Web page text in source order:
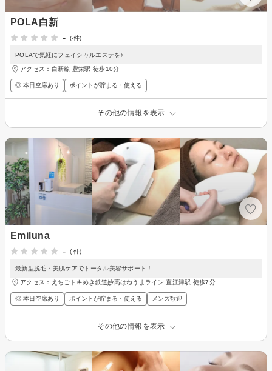
POLA白新
-
(-件)
POLAで気軽にフェイシャルエステを♪
アクセス：白新線 豊栄駅 徒歩10分
◎ 本日空席あり ポイントが貯まる・使える
その他の情報を表示
Emiluna
-
(-件)
最新型脱毛・美肌ケアでトータル美容サポート！
アクセス：えちごトキめき鉄道妙高はねうまライン 直江津駅 徒歩7分
◎ 本日空席あり ポイントが貯まる・使える メンズ歓迎
その他の情報を表示